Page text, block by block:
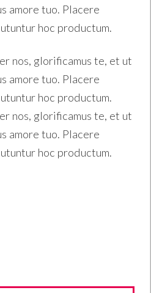
amore tuo. Placere
hoc productum.
nos, glorificamus te, et ut
amore tuo. Placere
hoc productum.
nos, glorificamus te, et ut
amore tuo. Placere
hoc productum.